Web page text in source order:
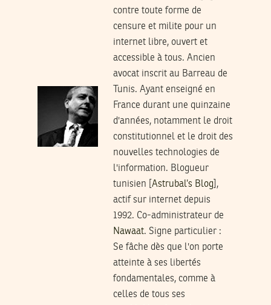
contre toute forme de
censure et milite pour un
internet libre, ouvert et
accessible à tous. Ancien
avocat inscrit au Barreau de
Tunis. Ayant enseigné en
France durant une quinzaine
d'années, notamment le droit
constitutionnel et le droit des
nouvelles technologies de
l'information. Blogueur
tunisien [Astrubal’s Blog ],
actif sur internet depuis
1992. Co-administrateur de
Nawaat.Signe particulier :
Se fâche dès que l'on porte
atteinte à ses libertés
fondamentales, comme à
celles de tous ses